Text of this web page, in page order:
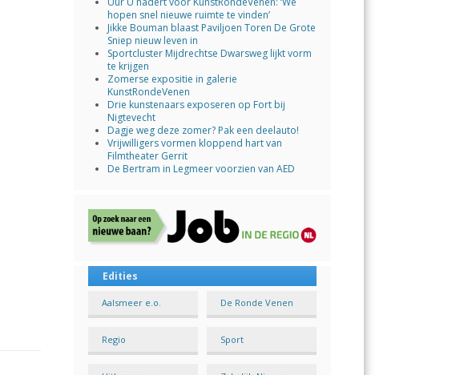
hopen snel nieuwe ruimte te vinden’
Jikke Bouman blaast Paviljoen Toren De Grote
Sniep nieuw leven in
Sportcluster Mijdrechtse Dwarsweg lijkt vorm
te krijgen
Zomerse expositie in galerie
KunstRondeVenen
Drie kunstenaars exposeren op Fort bij
Nigtevecht
Dagje weg deze zomer? Pak een deelauto!
Vrijwilligers vormen kloppend hart van
Filmtheater Gerrit
De Bertram in Legmeer voorzien van AED
Edities
Aalsmeer e.o. De Ronde Venen
Regio Sport